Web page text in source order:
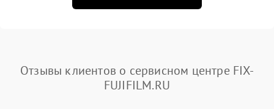
Отзывы клиентов о сервисном центре FIX-
FUJIFILM.RU